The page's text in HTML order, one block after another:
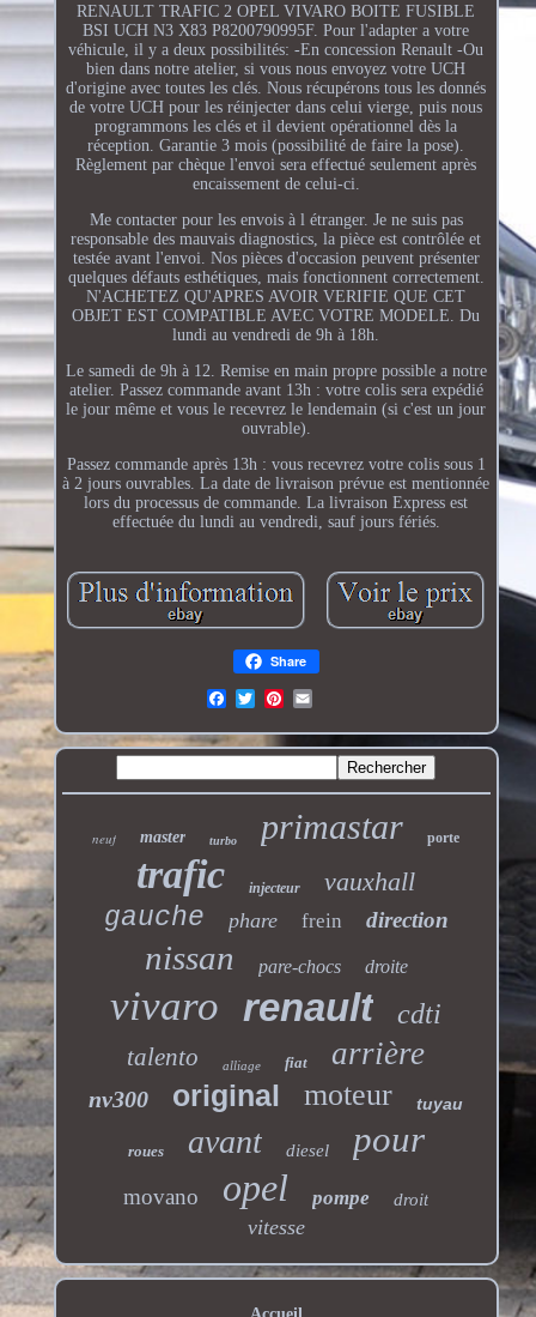
RENAULT TRAFIC 2 OPEL VIVARO BOITE FUSIBLE
BSI UCH N3 X83 P8200790995F. Pour l'adapter a votre
véhicule, il y a deux possibilités: -En concession Renault -Ou
bien dans notre atelier, si vous nous envoyez votre UCH
d'origine avec toutes les clés. Nous récupérons tous les donnés
de votre UCH pour les réinjecter dans celui vierge, puis nous
programmons les clés et il devient opérationnel dès la
réception. Garantie 3 mois (possibilité de faire la pose).
Règlement par chèque l'envoi sera effectué seulement après
encaissement de celui-ci.
Me contacter pour les envois à l étranger. Je ne suis pas
responsable des mauvais diagnostics, la pièce est contrôlée et
testée avant l'envoi. Nos pièces d'occasion peuvent présenter
quelques défauts esthétiques, mais fonctionnent correctement.
N'ACHETEZ QU'APRES AVOIR VERIFIE QUE CET
OBJET EST COMPATIBLE AVEC VOTRE MODELE. Du
lundi au vendredi de 9h à 18h.
Le samedi de 9h à 12. Remise en main propre possible a notre
atelier. Passez commande avant 13h : votre colis sera expédié
le jour même et vous le recevrez le lendemain (si c'est un jour
ouvrable).
Passez commande après 13h : vous recevrez votre colis sous 1
à 2 jours ouvrables. La date de livraison prévue est mentionnée
lors du processus de commande. La livraison Express est
effectuée du lundi au vendredi, sauf jours fériés.
Share
neuf master turbo primastar porte
trafic injecteur vauxhall
gauche phare frein direction
nissan pare-chocs droite
vivaro renault cdti
talento alliage fiat arrière
nv300 original moteur tuyau
roues avant diesel pour
movano opel pompe droit
vitesse